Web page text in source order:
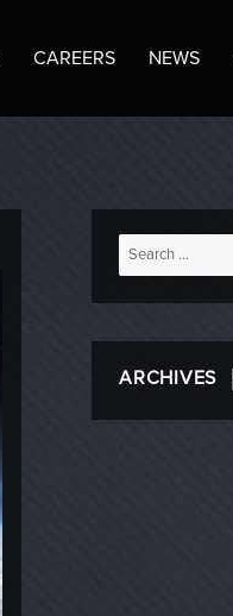
CAREERS NEWS
Search
for:
ARCHIVES